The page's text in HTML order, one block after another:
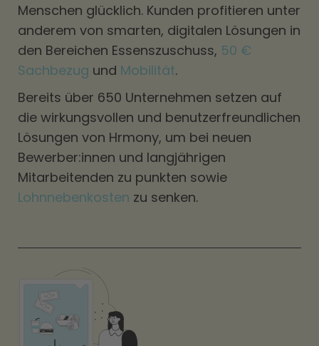
Menschen glücklich. Kunden profitieren unter
anderem von smarten, digitalen Lösungen in
den Bereichen Essenszuschuss, 50 €
Sachbezug und Mobilität.
Bereits über 650 Unternehmen setzen auf
die wirkungsvollen und benutzerfreundlichen
Lösungen von Hrmony, um bei neuen
Bewerber:innen und langjährigen
Mitarbeitenden zu punkten sowie
Lohnnebenkosten zu senken.